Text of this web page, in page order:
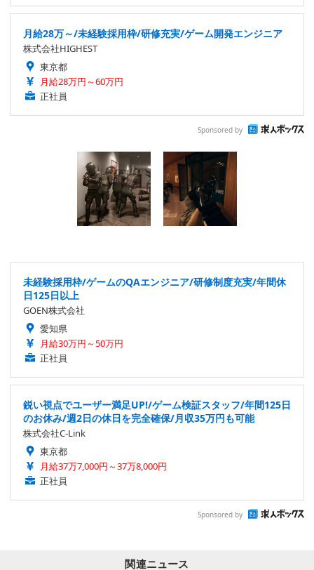
月給28万～/未経験採用枠/研修充実/ゲーム開発エンジニア
株式会社HIGHEST
東京都
月給28万円～60万円
正社員
Sponsored by
未経験採用枠/ゲームのQAエンジニア/研修制度充実/年間休
日125日以上
GOEN株式会社
愛知県
月給30万円～50万円
正社員
鋭い視点でユーザー満足UP!/ゲーム検証スタッフ/年間125日
のお休み/週2日の休日を完全確保/月収35万円も可能
株式会社C-Link
東京都
月給37万7,000円～37万8,000円
正社員
Sponsored by
関連ニュース